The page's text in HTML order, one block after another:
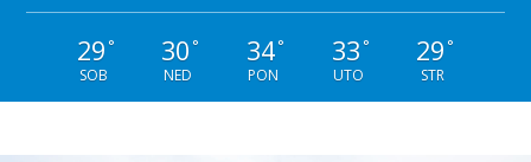
29 °
SOB
30 °
NED
34°
PON
33 °
UTO
29 °
STR